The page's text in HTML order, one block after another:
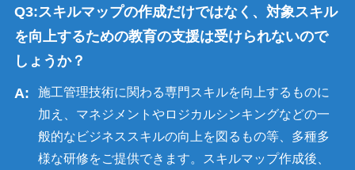
スキルマップの作成だけではなく、対象スキル
を向上するための教育の支援は受けられないので
しょうか？
施工管理技術に関わる専門スキルを向上するものに
加え、マネジメントやロジカルシンキングなどの一
般的なビジネススキルの向上を図るもの等、多種多
様な研修をご提供できます。スキルマップ作成後、